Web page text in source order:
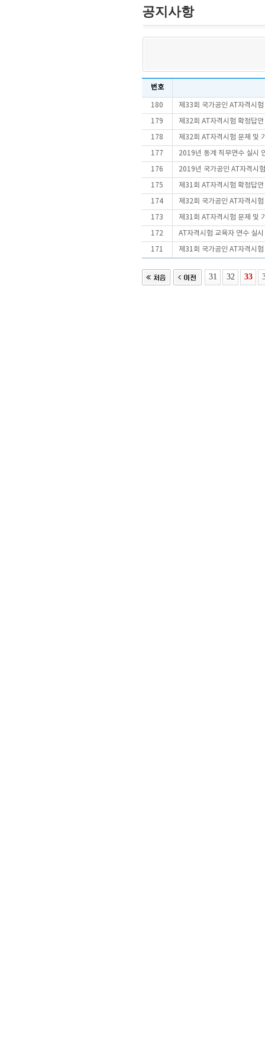
공지사항
번호
180 제33회 국가공인 AT자격시
179 제32회 AT자격시험 확정답
178 제32회 AT자격시험 문제 및
177 2019년 동계 직무연수 실시
176 2019년 국가공인 AT자격시
175 제31회 AT자격시험 확정답
174 제32회 국가공인 AT자격시
173 제31회 AT자격시험 문제 및
172 AT자격시험 교육자 연수 실
171 제31회 국가공인 AT자격시
31 32 33